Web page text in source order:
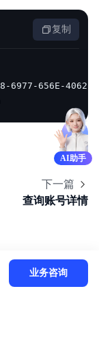
复制
下一篇
查询账号详情
AI助手
业务咨询